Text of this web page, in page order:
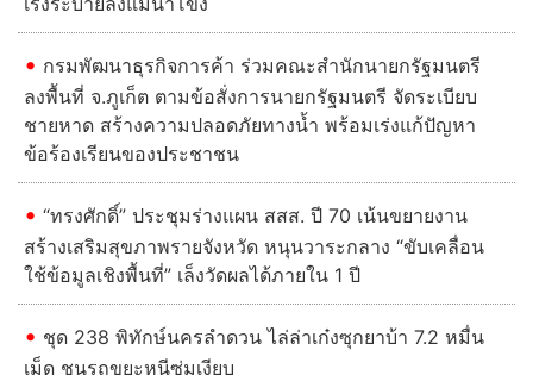
กรมพัฒนาธุรกิจการค้า ร่วมคณะสำนักนายกรัฐมนตรี
ลงพื้นที่ จ.ภูเก็ต ตามข้อสั่งการนายกรัฐมนตรี จัดระเบียบ
ชายหาด สร้างความปลอดภัยทางน้ำ พร้อมเร่งแก้ปัญหา
ข้อร้องเรียนของประชาชน
“ทรงศักดิ์” ประชุมร่างแผน สสส. ปี 70 เน้นขยายงาน
สร้างเสริมสุขภาพรายจังหวัด หนุนวาระกลาง “ขับเคลื่อน
ใช้ข้อมูลเชิงพื้นที่” เล็งวัดผลได้ภายใน 1 ปี
ชุด 238 พิทักษ์นครลำดวน ไล่ล่าเก๋งซุกยาบ้า 7.2 หมื่น
เม็ด ชนรถขยะหนีซุ่มเงียบ